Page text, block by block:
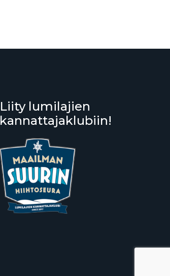
Liity lumilajien
kannattajaklubiin!